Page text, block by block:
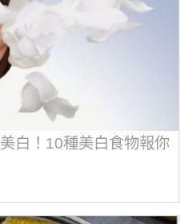
白！10種美白食物報你